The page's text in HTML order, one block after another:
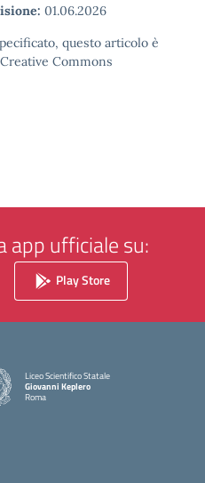
01.06.2026
questo articolo è
Commons
app ufficiale su:
Play Store
Liceo Scientifico Statale
Giovanni Keplero
Roma